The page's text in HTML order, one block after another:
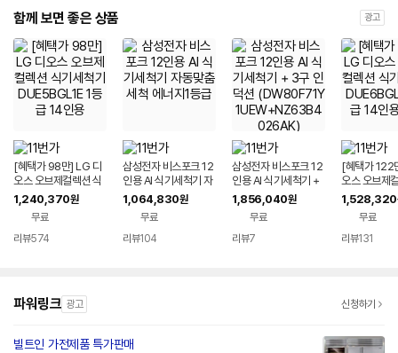
함께 보면 좋은 상품 광고
[혜택가 98만] LG 디
오스 오브제컬렉션 식
기세척기 DUE5BGL1
E 1등급 14인용
1,240,370원
무료
리뷰574
삼성전자 비스포크 12
인용 AI 식기세척기 자
동맞춤세척 에너지1등
급
1,064,830원
무료
리뷰104
삼성전자 비스포크 12
인용 AI 식기세척기 +
3구 인덕션 (DW80F
71Y1UEW+NZ63B
4026AK)
1,856,040원
무료
리뷰7
[혜택가 122
오스 오브제
기세척기
E 1등급 14
1,528,320
무료
리뷰131
파워링크 광고 신청하기
빌트인 가전제품 특가판매